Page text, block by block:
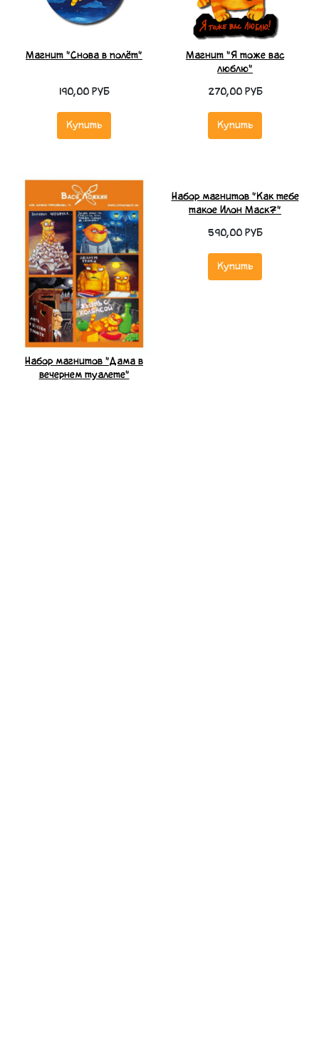
Магнит "Снова в полёт"
190,00 РУБ
Купить
Магнит "Я тоже вас
люблю"
270,00 РУБ
Купить
Набор магнитов "Дама в
вечернем туалете"